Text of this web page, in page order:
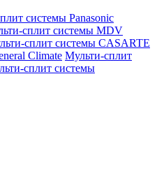
системы Panasonic
сплит системы MDV
сплит системы CASARTE
Climate Мульти-сплит
сплит системы